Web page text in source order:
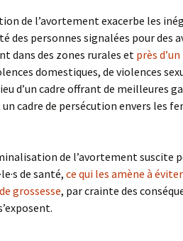
de l’avortement exacerbe les
des personnes signalées pour des
dans des zones rurales etprès
domestiques, de violences
d’un cadre offrant de meilleures
un cadre de persécution envers les
de l’avortement suscite
de santé,ce qui les amène à
grossesse, par crainte des